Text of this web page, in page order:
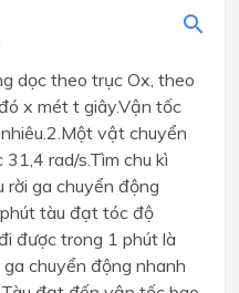
dọc theo trục Ox, theo
x mét t giây.Vận tốc
vật chuyển
rad/s.Tìm chu kì
ga chuyển động
tàu đạt tóc độ
được trong 1 phút là
chuyển động nhanh